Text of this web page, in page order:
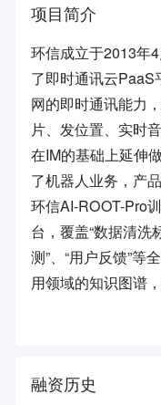
项目简介
环信成立于2013年
了即时通讯云PaaS
网的即时通讯能力
片、发位置、实时
在IM的基础上延伸
了机器人业务，产
环信AI-ROOT-Pro
台，覆盖“数据清洗
测”、“用户反馈”等
用领域的知识图谱
融资历史